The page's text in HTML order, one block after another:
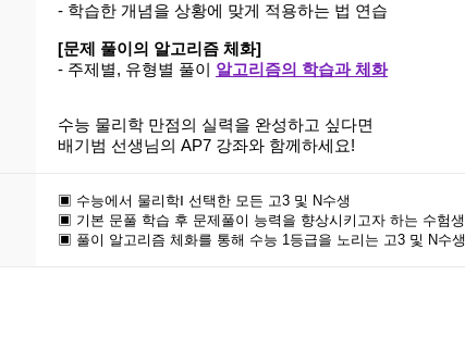
- 학습한 개념을 상황에 맞게 적용하는 법 연습
[문제 풀이의 알고리즘 체화]
- 주제별, 유형별 풀이 알고리즘의 학습과 체화
수능 물리학 만점의 실력을 완성하고 싶다면
배기범 선생님의 AP7 강좌와 함께하세요!
▣ 수능에서 물리학Ⅰ 선택한 모든 고3 및 N수생
▣ 기본 문풀 학습 후 문제풀이 능력을 향상시키고자 하는 수험생
▣ 풀이 알고리즘 체화를 통해 수능 1등급을 노리는 고3 및 N수생